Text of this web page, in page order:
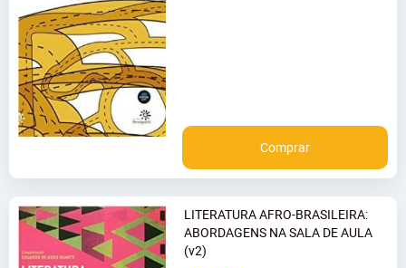
Comprar
LITERATURA AFRO-BRASILEIRA:
ABORDAGENS NA SALA DE AULA
(v2)